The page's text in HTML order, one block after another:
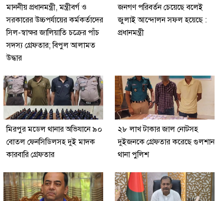
মাননীয় প্রধানমন্ত্রী, মন্ত্রীবর্গ ও
সরকারের উচ্চপর্যায়ের কর্মকর্তাদের
সিল-স্বাক্ষর জালিয়াতি চক্রের পাঁচ
সদস্য গ্রেফতার; বিপুল আলামত
উদ্ধার
জনগণ পরিবর্তন চেয়েছে বলেই
জুলাই আন্দোলন সফল হয়েছে :
প্রধানমন্ত্রী
মিরপুর মডেল থানার অভিযানে ৯০
বোতল ফেনসিডিলসহ দুই মাদক
কারবারি গ্রেফতার
২৮ লাখ টাকার জাল নোটসহ
দুইজনকে গ্রেফতার করেছে গুলশান
থানা পুলিশ